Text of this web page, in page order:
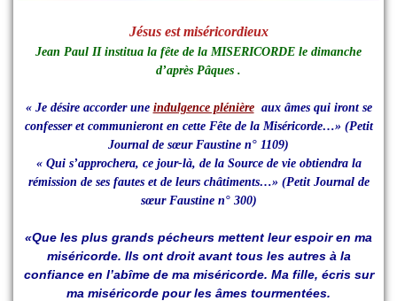
Jésus est miséricordieux
Jean Paul II institua la fête de la MISERICORDE le dimanche
d’après Pâques .
« Je désire accorder une indulgence plénière aux âmes qui iront se
confesser et communieront en cette Fête de la Miséricorde…» (Petit
Journal de sœur Faustine n° 1109)
« Qui s’approchera, ce jour-là, de la Source de vie obtiendra la
rémission de ses fautes et de leurs châtiments…» (Petit Journal de
sœur Faustine n° 300)
«Que les plus grands pécheurs mettent leur espoir en ma
miséricorde. Ils ont droit avant tous les autres à la
confiance en l’abîme de ma miséricorde. Ma fille, écris sur
ma miséricorde pour les âmes tourmentées.